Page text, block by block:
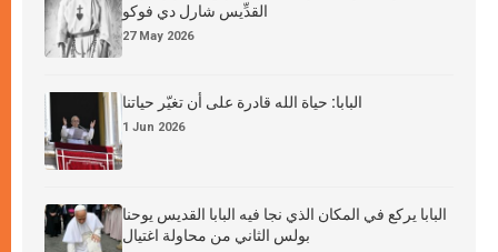
القدِّيس شارل دي فوكو
27 May 2026
البابا: حياة الله قادرة على أن تغيّر حياتنا
1 Jun 2026
البابا يركع في المكان الذي نجا فيه البابا القديس يوحنا
بولس الثاني من محاولة اغتيال